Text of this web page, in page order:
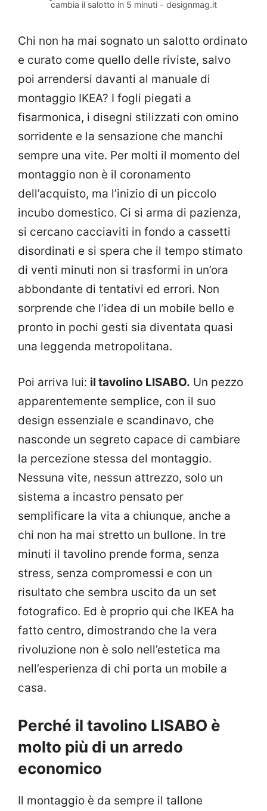
cambia il salotto in 5 minuti - designmag.it
Chi non ha mai sognato un salotto ordinato
e curato come quello delle riviste, salvo
poi arrendersi davanti al manuale di
montaggio IKEA? I fogli piegati a
fisarmonica, i disegni stilizzati con omino
sorridente e la sensazione che manchi
sempre una vite. Per molti il momento del
montaggio non è il coronamento
dell’acquisto, ma l’inizio di un piccolo
incubo domestico. Ci si arma di pazienza,
si cercano cacciaviti in fondo a cassetti
disordinati e si spera che il tempo stimato
di venti minuti non si trasformi in un’ora
abbondante di tentativi ed errori. Non
sorprende che l’idea di un mobile bello e
pronto in pochi gesti sia diventata quasi
una leggenda metropolitana.
Poi arriva lui: il tavolino LISABO. Un pezzo
apparentemente semplice, con il suo
design essenziale e scandinavo, che
nasconde un segreto capace di cambiare
la percezione stessa del montaggio.
Nessuna vite, nessun attrezzo, solo un
sistema a incastro pensato per
semplificare la vita a chiunque, anche a
chi non ha mai stretto un bullone. In tre
minuti il tavolino prende forma, senza
stress, senza compromessi e con un
risultato che sembra uscito da un set
fotografico. Ed è proprio qui che IKEA ha
fatto centro, dimostrando che la vera
rivoluzione non è solo nell’estetica ma
nell’esperienza di chi porta un mobile a
casa.
Perché il tavolino LISABO è
molto più di un arredo
economico
Il montaggio è da sempre il tallone